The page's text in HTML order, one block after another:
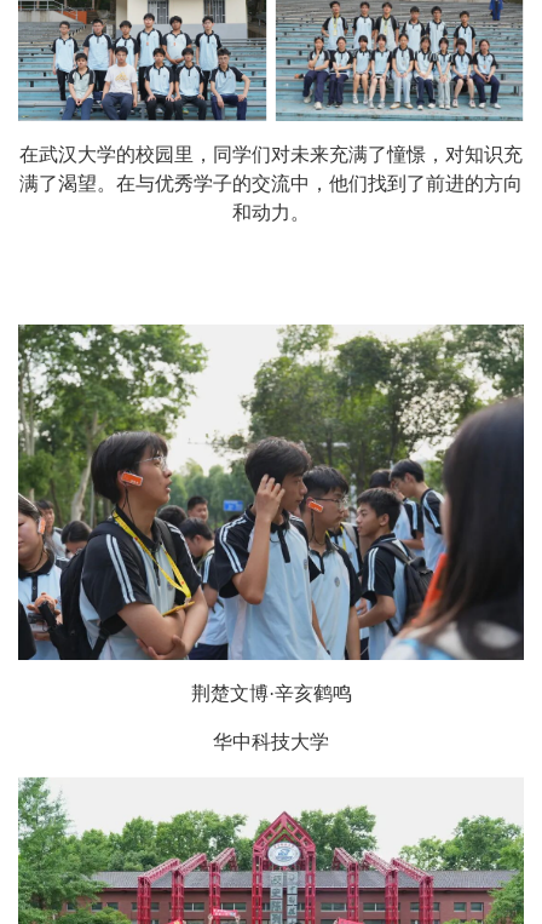
在武汉大学的校园里，同学们对未来充满了憧憬，对知识充
满了渴望。在与优秀学子的交流中，他们找到了前进的方向
和动力。
荆楚文博·辛亥鹤鸣
华中科技大学